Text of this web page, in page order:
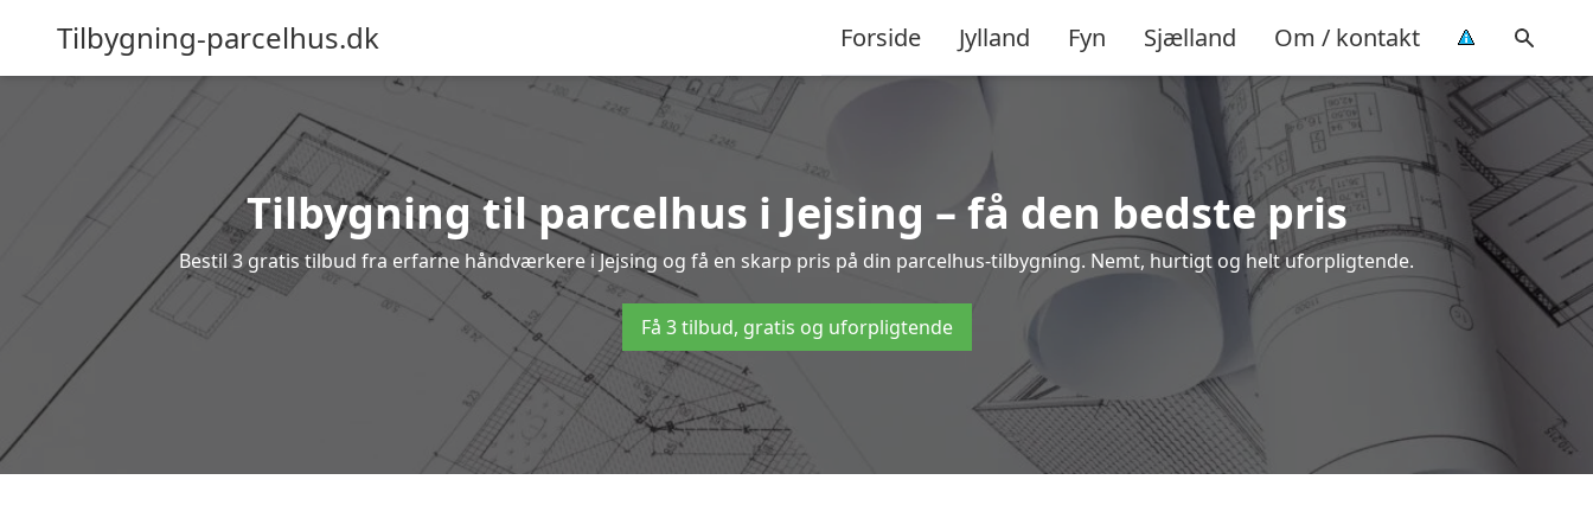
Tilbygning-parcelhus.dk Forside Jylland Fyn Sjælland Om / kontakt
Tilbygning til parcelhus i Jejsing – få den bedste pris
Bestil 3 gratis tilbud fra erfarne håndværkere i Jejsing og få en skarp pris på din parcelhus-tilbygning. Nemt, hurtigt og helt uforpligtende.
Få 3 tilbud, gratis og uforpligtende